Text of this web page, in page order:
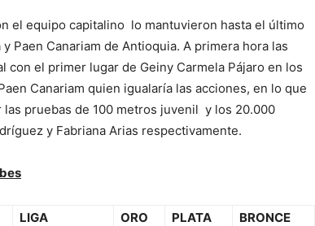
el equipo capitalino lo mantuvieron hasta el último
Paen Canariam de Antioquia. A primera hora las
con el primer lugar de Geiny Carmela Pájaro en los
Canariam quien igualaría las acciones, en lo que
pruebas de 100 metros juvenil y los 20.000
y Fabriana Arias respectivamente.
LIGA ORO PLATA
BRONCE